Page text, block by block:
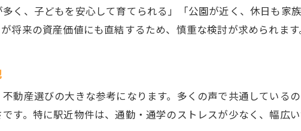
子育て世帯が満足できる八尾市不動産とは
口コミや体験談で分かる八尾市不動産の実態
く、子どもを安心して育てられる」「公園が近く、休日も家
将来の資産価値にも直結するため、慎重な検討が求められます
動産選びの大きな参考になります。多くの声で共通している
す。特に駅近物件は、通勤・通学のストレスが少なく、幅広い
お気軽にご相談ください
お気軽にご相談ください